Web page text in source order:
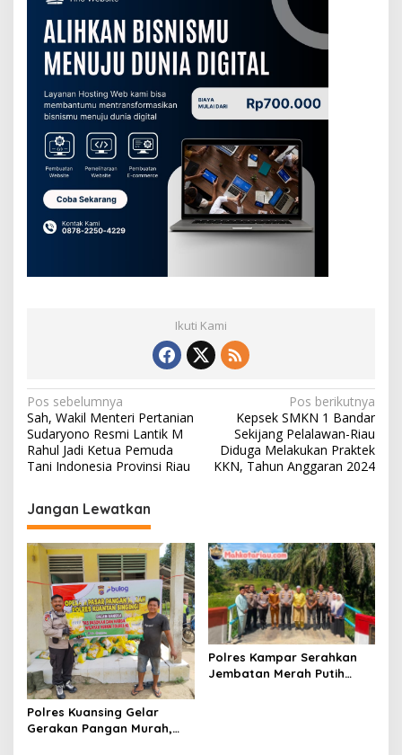
Ikuti Kami
N
a
v
i
g
a
s
i
p
s
Pos sebelumnya
Sah, Wakil Menteri Pertanian
Sudaryono Resmi Lantik M
Rahul Jadi Ketua Pemuda
Tani Indonesia Provinsi Riau
Pos berikutnya
Kepsek SMKN 1 Bandar
Sekijang Pelalawan-Riau
Diduga Melakukan Praktek
KKN, Tahun Anggaran 2024
Jangan Lewatkan
Polres Kuansing Gelar
Gerakan Pangan Murah,
Polres Kampar Serahkan
Jembatan Merah Putih